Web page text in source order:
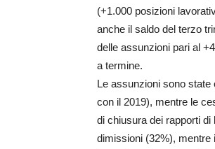
(+1.000 posizioni
anche il saldo del terzo
delle assunzioni pari al
a termine.
Le assunzioni sono
con il 2019), mentre le
di chiusura dei rapporti
dimissioni (32%), mentre